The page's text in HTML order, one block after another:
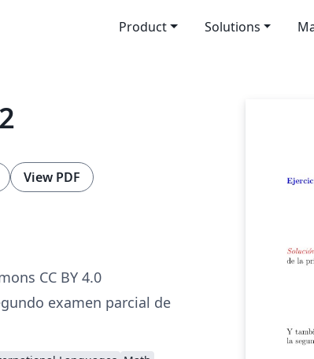
Product Solutions
View PDF
CC BY 4.0
examen parcial de